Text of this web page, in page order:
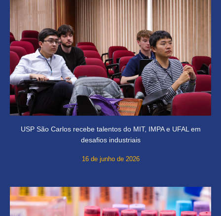
USP São Carlos recebe talentos do MIT, IMPA e UFAL em
desafios industriais
16 de junho de 2026